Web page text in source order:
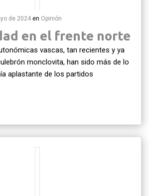
de 2024 en Opinión
en el frente norte
vascas, tan recientes y ya
monclovita, han sido más de lo
aplastante de los partidos